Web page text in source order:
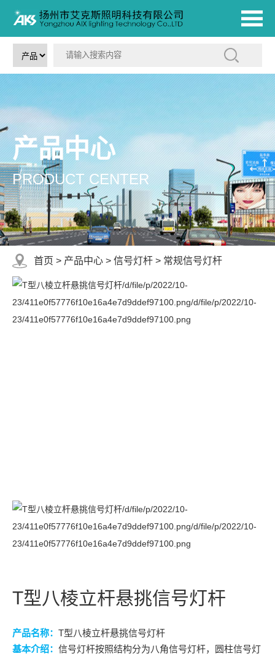
产品中心
PRODUCT CENTER
首页 > 产品中心 > 信号灯杆 > 常规信号灯杆
T型八棱立杆悬挑信号灯杆
产品名称： T型八棱立杆悬挑信号灯杆
基本介绍： 信号灯杆按照结构分为八角信号灯杆，圆柱信号灯